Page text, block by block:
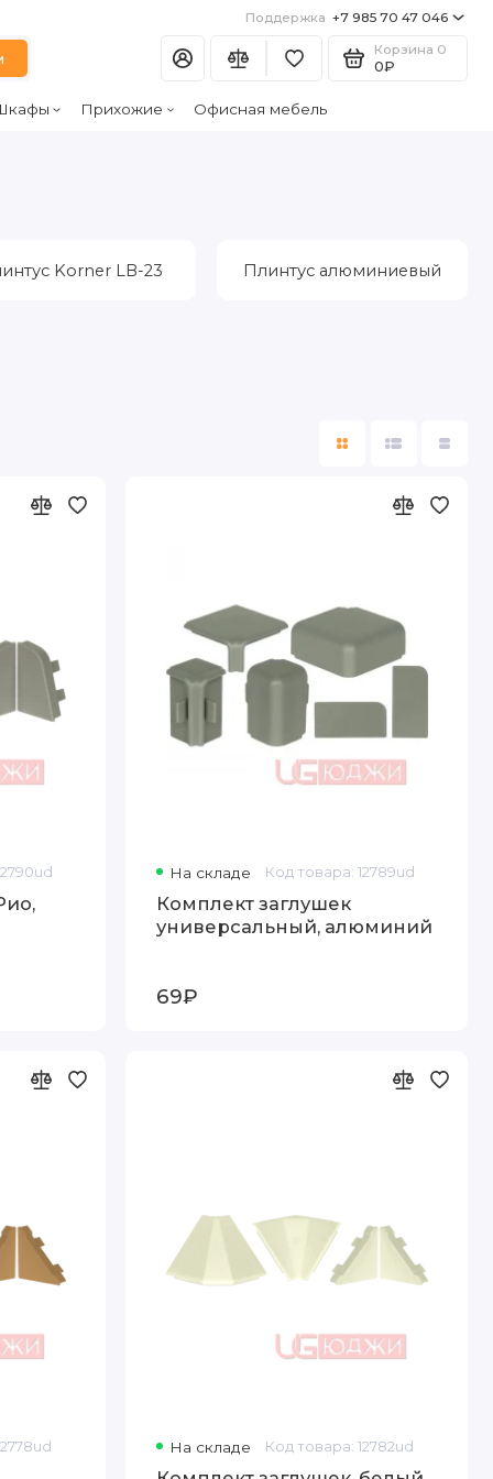
Поддержка +7 985 70 47 046
Корзина 0
0₽
Прихожие Офисная мебель
Korner LB-23 Плинтус алюминиевый
На складе Код товара: 12789ud
Комплект заглушек
универсальный, алюминий
69₽
На складе Код товара: 12782ud